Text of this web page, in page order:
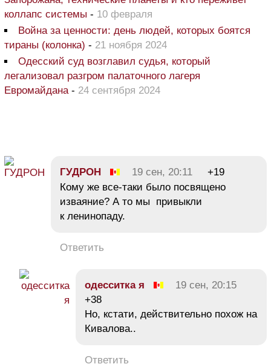
коллапс системы - 10 февраля
Война за ценности: день людей, которых боятся
тираны (колонка) - 21 ноября 2024
Одесский суд возглавил судья, который
легализовал разгром палаточного лагеря
Евромайдана - 24 сентября 2024
ГУДРОН 19 сен, 20:11
+19
Кому же все-таки было посвящено
изваяние? А то мы привыкли
к ленинопаду.
Ответить
одесситка я
19 сен, 20:15
+38
Но, кстати, действительно похож на
Кивалова..
Ответить